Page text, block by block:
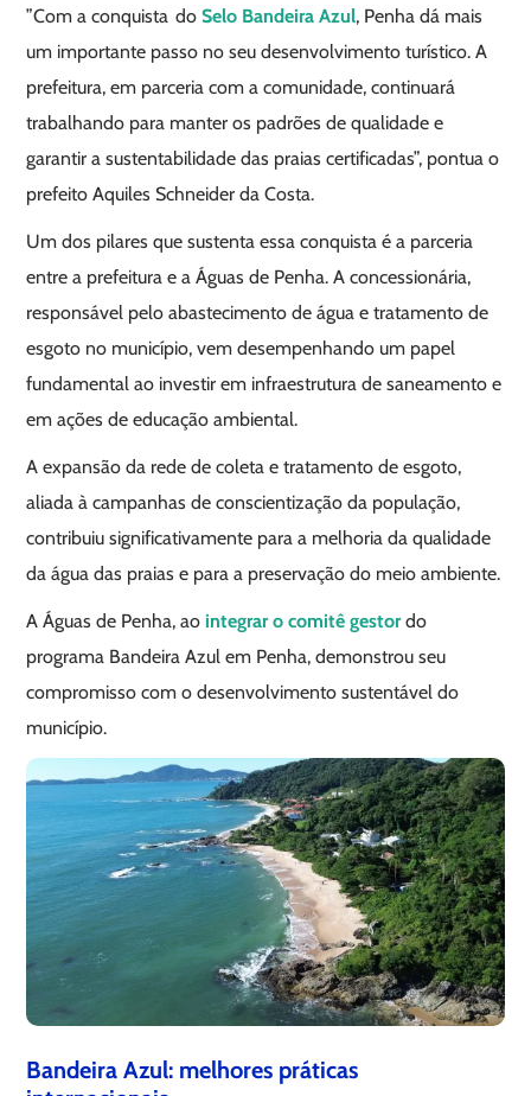
”Com a conquista doSelo Bandeira Azul, Penha dá mais
um importante passo no seu desenvolvimento turístico. A
prefeitura, em parceria com a comunidade, continuará
trabalhando para manter os padrões de qualidade e
garantir a sustentabilidade das praias certificadas”, pontua o
prefeito Aquiles Schneider da Costa.
Um dos pilares que sustenta essa conquista é a parceria
entre a prefeitura e a Águas de Penha. A concessionária,
responsável pelo abastecimento de água e tratamento de
esgoto no município, vem desempenhando um papel
fundamental ao investir em infraestrutura de saneamento e
em ações de educação ambiental.
A expansão da rede de coleta e tratamento de esgoto,
aliada à campanhas de conscientização da população,
contribuiu significativamente para a melhoria da qualidade
da água das praias e para a preservação do meio ambiente.
A Águas de Penha, ao integrar o comitê gestordo
programa Bandeira Azul em Penha, demonstrou seu
compromisso com o desenvolvimento sustentável do
município.
Bandeira Azul: melhores práticas